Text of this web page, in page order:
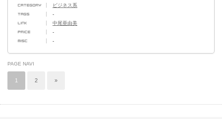
ビジネス系
-
中尾亜由美
-
-
PAGE NAVI
1 2 »